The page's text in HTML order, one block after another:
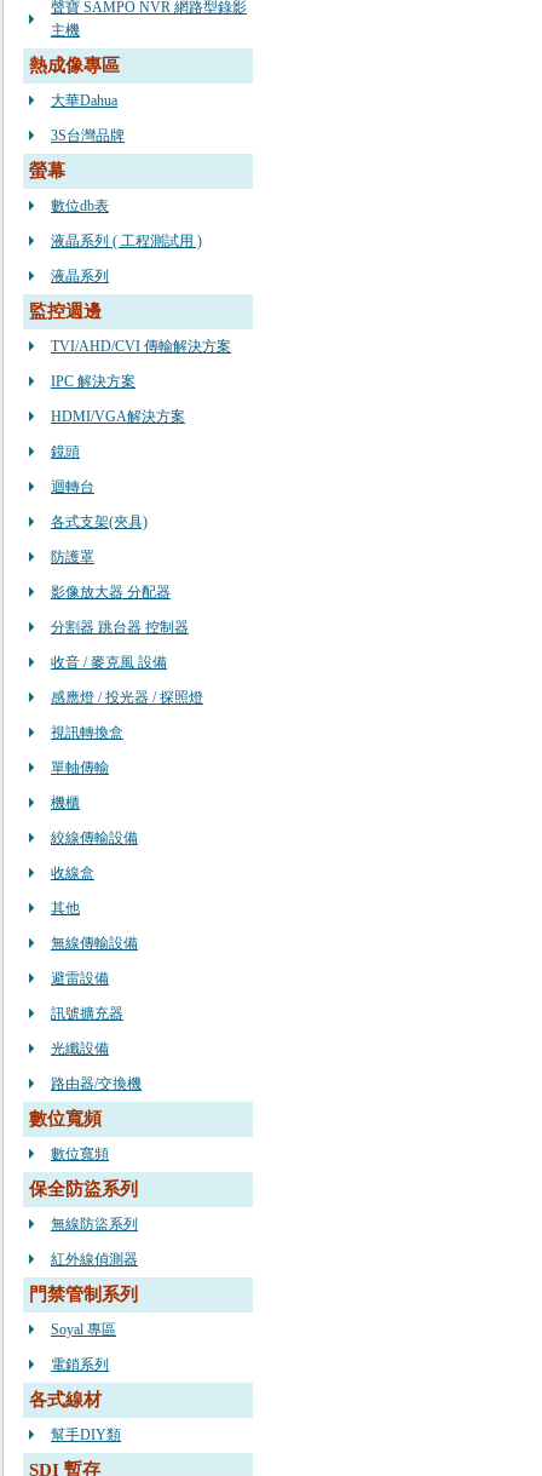
聲寶 SAMPO NVR 網路型錄影
主機
熱成像專區
大華Dahua
3S台灣品牌
螢幕
數位db表
液晶系列 ( 工程測試用 )
液晶系列
監控週邊
TVI/AHD/CVI 傳輸解決方案
IPC 解決方案
HDMI/VGA解決方案
鏡頭
迴轉台
各式支架(夾具)
防護罩
影像放大器 分配器
分割器 跳台器 控制器
收音 / 麥克風 設備
感應燈 / 投光器 / 探照燈
視訊轉換盒
單軸傳輸
機櫃
絞線傳輸設備
收線盒
其他
無線傳輸設備
避雷設備
訊號擴充器
光纖設備
路由器/交換機
數位寬頻
數位寬頻
保全防盜系列
無線防盜系列
紅外線偵測器
門禁管制系列
Soyal 專區
電鎖系列
各式線材
幫手DIY類
SDI 暫存